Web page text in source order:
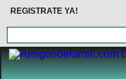
REGISTRATE YA!